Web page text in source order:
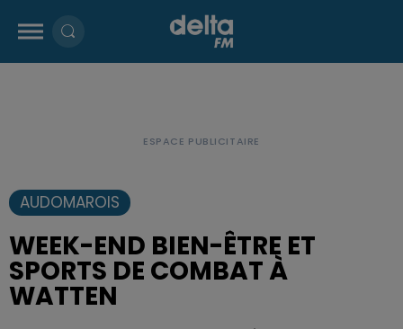
AUDOMAROIS
WEEK-END BIEN-ÊTRE ET
SPORTS DE COMBAT À
WATTEN